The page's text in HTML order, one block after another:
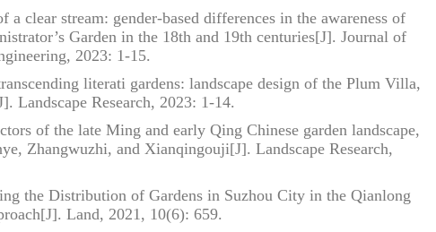
clear stream: gender-based differences in the awareness of
Garden in the 18th and 19th centuries[J]. Journal of
2023: 1-15.
literati gardens: landscape design of the Plum Villa,
Landscape Research, 2023: 1-14.
of the late Ming and early Qing Chinese garden landscape,
Zhangwuzhi, and Xianqingouji[J]. Landscape Research,
the Distribution of Gardens in Suzhou City in the Qianlong
Land, 2021, 10(6): 659.